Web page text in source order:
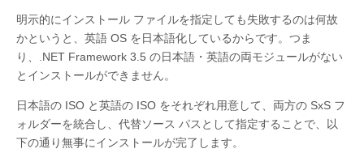
明示的にインストール ファイルを指定しても失敗するのは何故
かというと、英語 OS を日本語化しているからです。つま
り、.NET Framework 3.5 の日本語・英語の両モジュールがない
とインストールができません。
日本語の ISO と英語の ISO をそれぞれ用意して、両方の SxS フ
ォルダーを統合し、代替ソース パスとして指定することで、以
下の通り無事にインストールが完了します。